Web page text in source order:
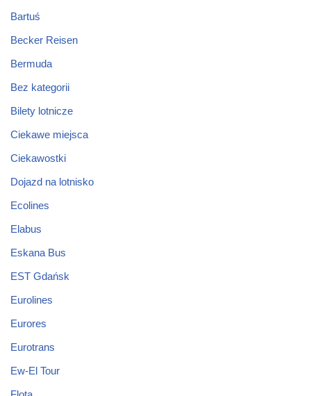
Bartuś
Becker Reisen
Bermuda
Bez kategorii
Bilety lotnicze
Ciekawe miejsca
Ciekawostki
Dojazd na lotnisko
Ecolines
Elabus
Eskana Bus
EST Gdańsk
Eurolines
Eurores
Eurotrans
Ew-El Tour